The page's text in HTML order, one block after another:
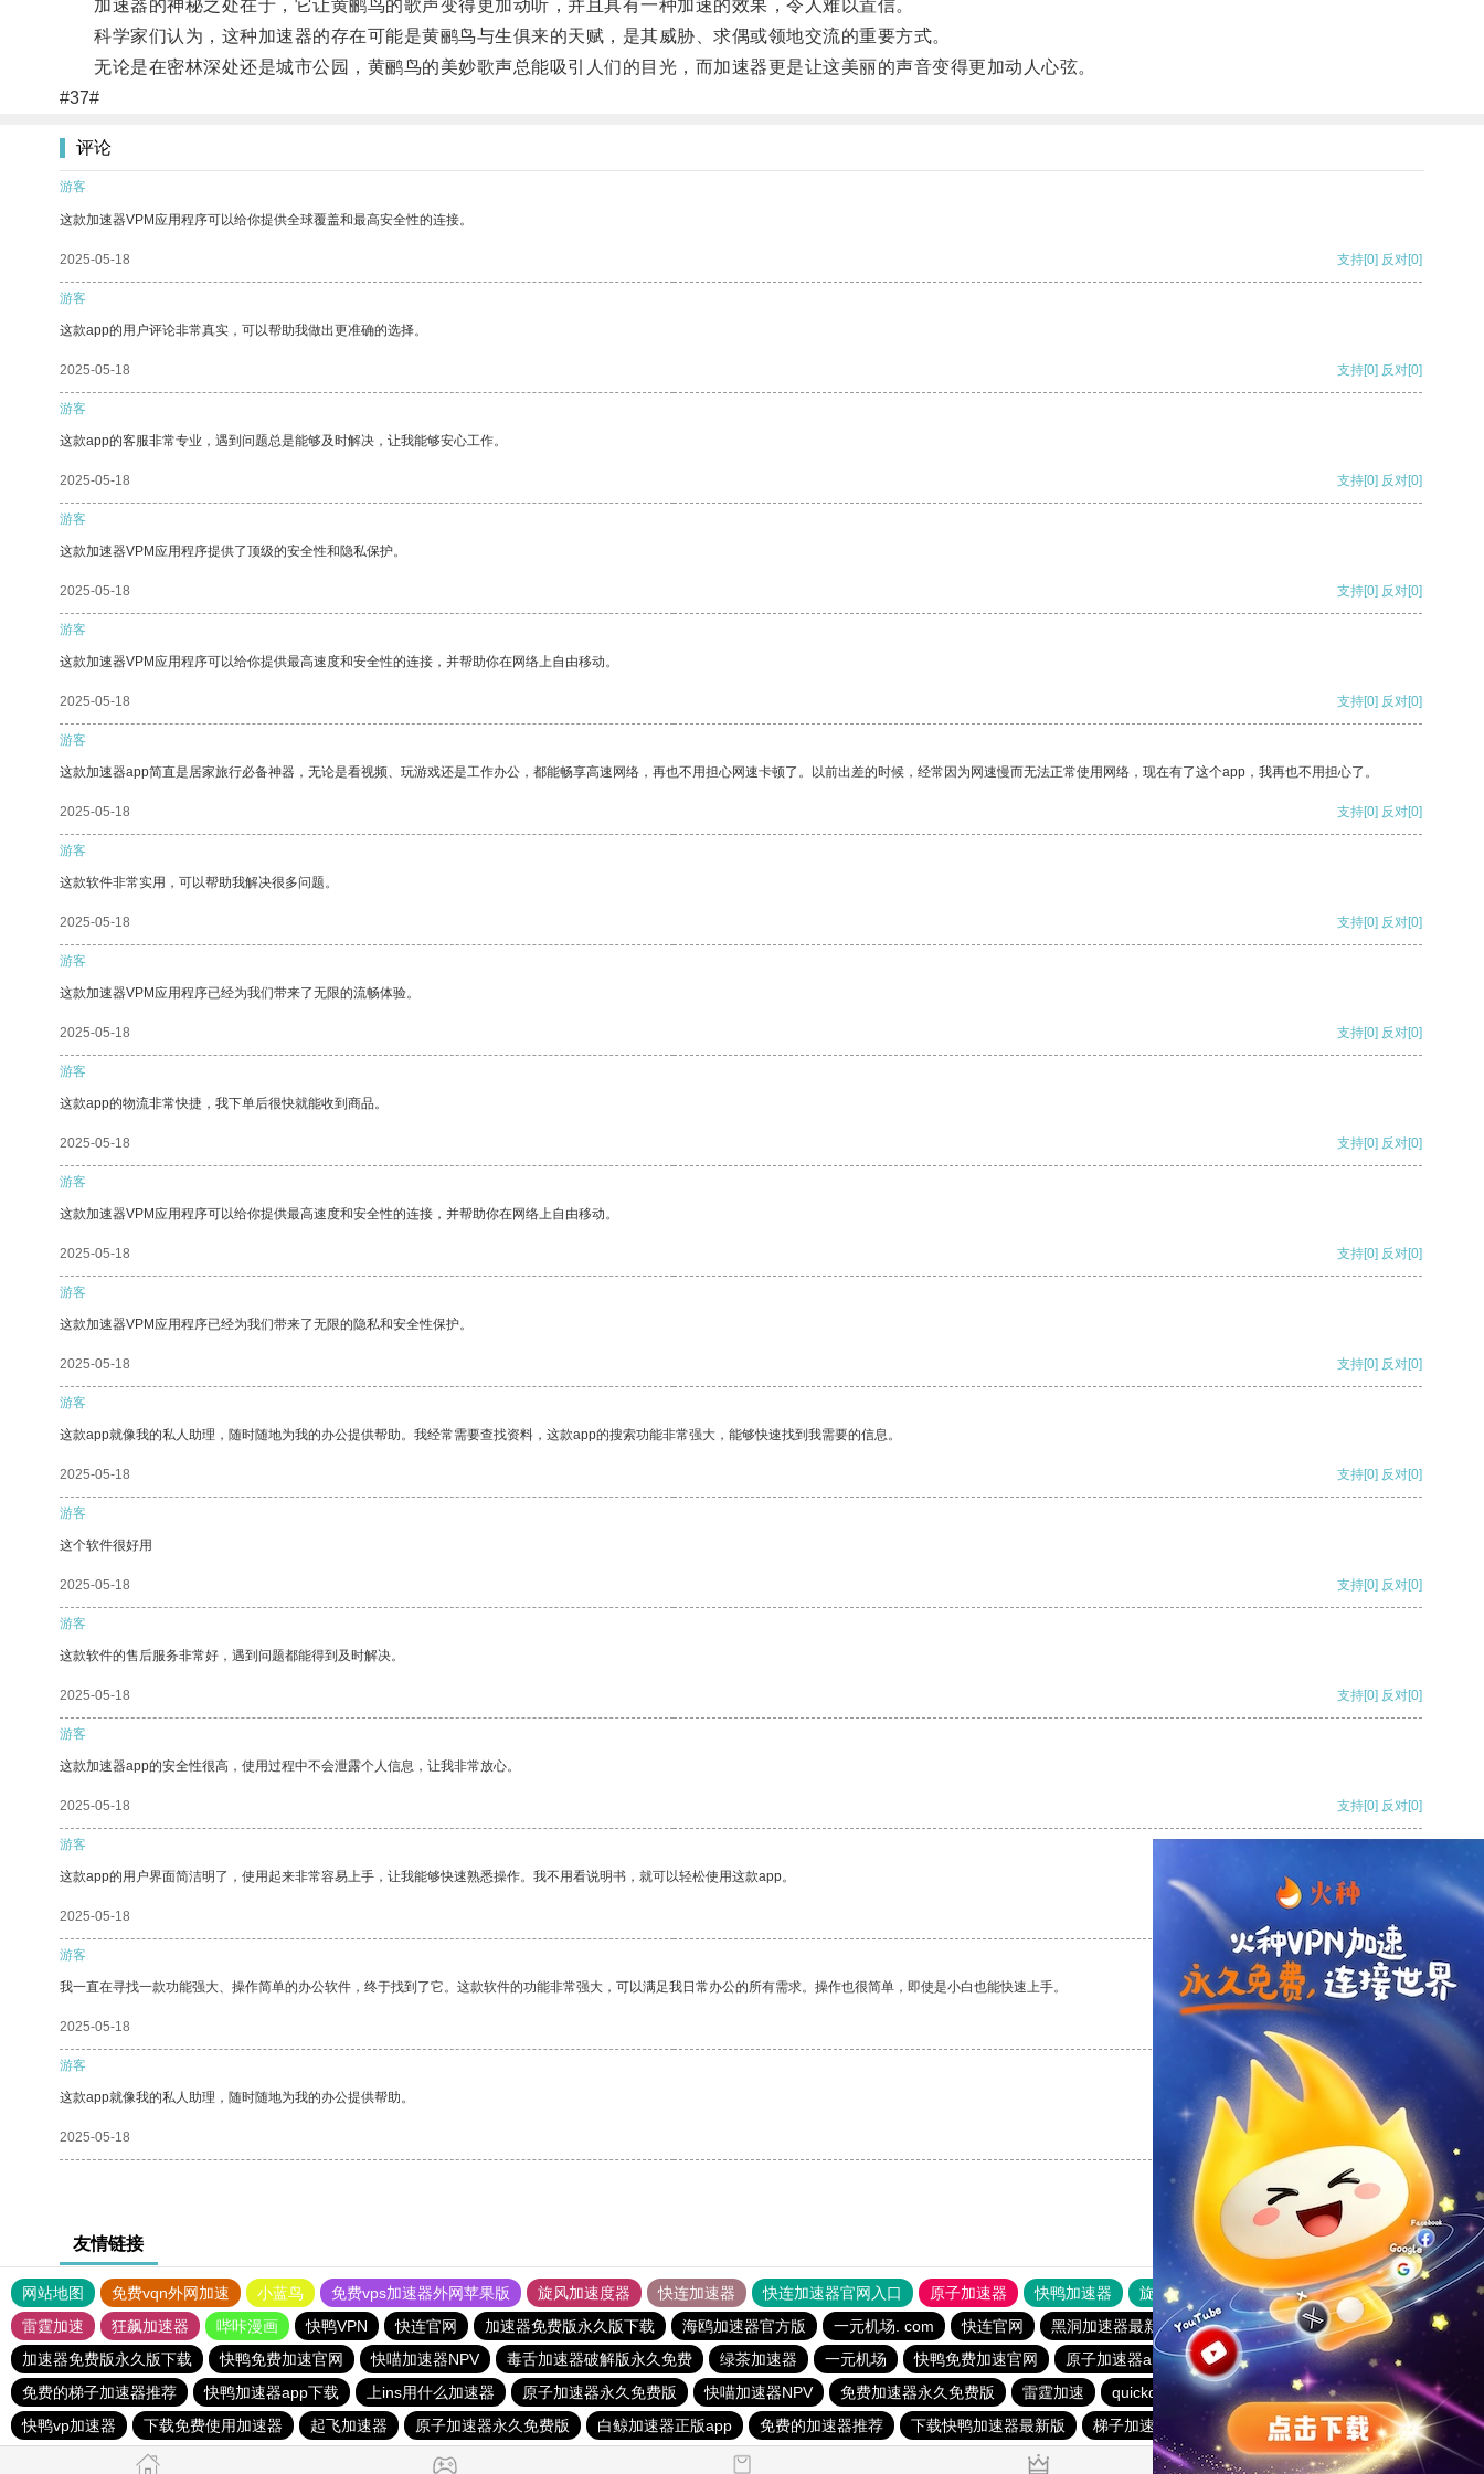
加速器的神秘之处在于，它让黄鹂鸟的歌声变得更加动听，并且具有一种加速的效果，令人难以置信。
科学家们认为，这种加速器的存在可能是黄鹂鸟与生俱来的天赋，是其威胁、求偶或领地交流的重要方式。
无论是在密林深处还是城市公园，黄鹂鸟的美妙歌声总能吸引人们的目光，而加速器更是让这美丽的声音变得更加动人心弦。
#37#
评论
游客
这款加速器VPM应用程序可以给你提供全球覆盖和最高安全性的连接。
2025-05-18 支持[0] 反对[0]
游客
这款app的用户评论非常真实，可以帮助我做出更准确的选择。
2025-05-18 支持[0] 反对[0]
游客
这款app的客服非常专业，遇到问题总是能够及时解决，让我能够安心工作。
2025-05-18 支持[0] 反对[0]
游客
这款加速器VPM应用程序提供了顶级的安全性和隐私保护。
2025-05-18 支持[0] 反对[0]
游客
这款加速器VPM应用程序可以给你提供最高速度和安全性的连接，并帮助你在网络上自由移动。
2025-05-18 支持[0] 反对[0]
游客
这款加速器app简直是居家旅行必备神器，无论是看视频、玩游戏还是工作办公，都能畅享高速网络，再也不用担心网速卡顿了。以前出差的时候，经常因为网速慢而无法正常使用网络，现在有了这个app，我再也不用担心了。
2025-05-18 支持[0] 反对[0]
游客
这款软件非常实用，可以帮助我解决很多问题。
2025-05-18 支持[0] 反对[0]
游客
这款加速器VPM应用程序已经为我们带来了无限的流畅体验。
2025-05-18 支持[0] 反对[0]
游客
这款app的物流非常快捷，我下单后很快就能收到商品。
2025-05-18 支持[0] 反对[0]
游客
这款加速器VPM应用程序可以给你提供最高速度和安全性的连接，并帮助你在网络上自由移动。
2025-05-18 支持[0] 反对[0]
游客
这款加速器VPM应用程序已经为我们带来了无限的隐私和安全性保护。
2025-05-18 支持[0] 反对[0]
游客
这款app就像我的私人助理，随时随地为我的办公提供帮助。我经常需要查找资料，这款app的搜索功能非常强大，能够快速找到我需要的信息。
2025-05-18 支持[0] 反对[0]
游客
这个软件很好用
2025-05-18 支持[0] 反对[0]
游客
这款软件的售后服务非常好，遇到问题都能得到及时解决。
2025-05-18 支持[0] 反对[0]
游客
这款加速器app的安全性很高，使用过程中不会泄露个人信息，让我非常放心。
2025-05-18 支持[0] 反对[0]
游客
这款app的用户界面简洁明了，使用起来非常容易上手，让我能够快速熟悉操作。我不用看说明书，就可以轻松使用这款app。
2025-05-18
游客
我一直在寻找一款功能强大、操作简单的办公软件，终于找到了它。这款软件的功能非常强大，可以满足我日常办公的所有需求。操作也很简单，即使是小白也能快速上手。
2025-05-18 反对
游客
这款app就像我的私人助理，随时随地为我的办公提供帮助。
2025-05-18 反对[0]
友情链接
网站地图 免费vqn外网加速 小蓝鸟 免费vps加速器外网苹果版 旋风加速度器 快连加速器 快连加速器官网入口 原子加速器 快鸭加速器 旋风加速度器 外网网址导航
软件中心
雷霆加速
狂飙加速器 哔咔漫画 快鸭VPN 快连官网 加速器免费版永久版下载 海鸥加速器官方版 一元机场. com 快连官网 黑洞加速器最新版 稳连云
1元机场
加速器免费版永久版下载
快鸭免费加速官网 快喵加速器NPV 毒舌加速器破解版永久免费 绿茶加速器 一元机场 快鸭免费加速官网 原子加速器app下载官网免费
快喵加速器NPV
免费的梯子加速器推荐
快鸭加速器app下载 上ins用什么加速器 原子加速器永久免费版 快喵加速器NPV 免费加速器永久免费版 雷霆加速 quickq官网下载
旋风加速下载
快鸭vp加速器
下载免费使用加速器 起飞加速器 原子加速器永久免费版 白鲸加速器正版app 免费的加速器推荐 下载快鸭加速器最新版 梯子加速器app免费永久 加速器大全